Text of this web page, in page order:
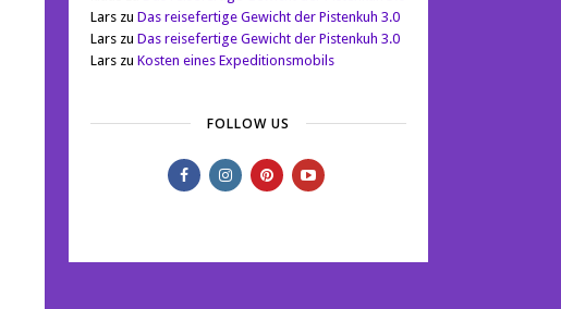
Lars zu Das reisefertige Gewicht der Pistenkuh 3.0
Lars zu Das reisefertige Gewicht der Pistenkuh 3.0
Lars zu Kosten eines Expeditionsmobils
FOLLOW US